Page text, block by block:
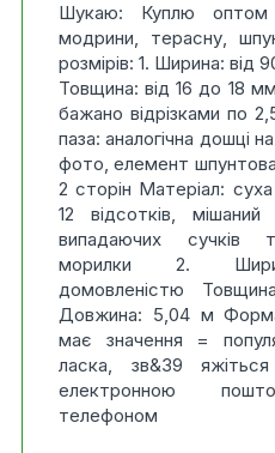
Шукаю: Куплю
модрини, терасну,
розмірів: 1. Ширина: від
Товщина: від 16 до 18
бажано відрізками по
паза: аналогічна дошці
фото, елемент
2 сторін Матеріал:
12 відсотків,
випадаючих сучків
морилки 2.
домовленістю
Довжина: 5,04 м
має значення =
ласка, зв&39
електронною
телефоном